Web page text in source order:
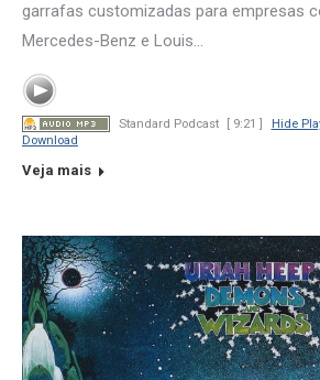
garrafas customizadas para empresas
Mercedes-Benz e Louis…
Standard Podcast [ 9:21 ] Hide
Download
Veja mais